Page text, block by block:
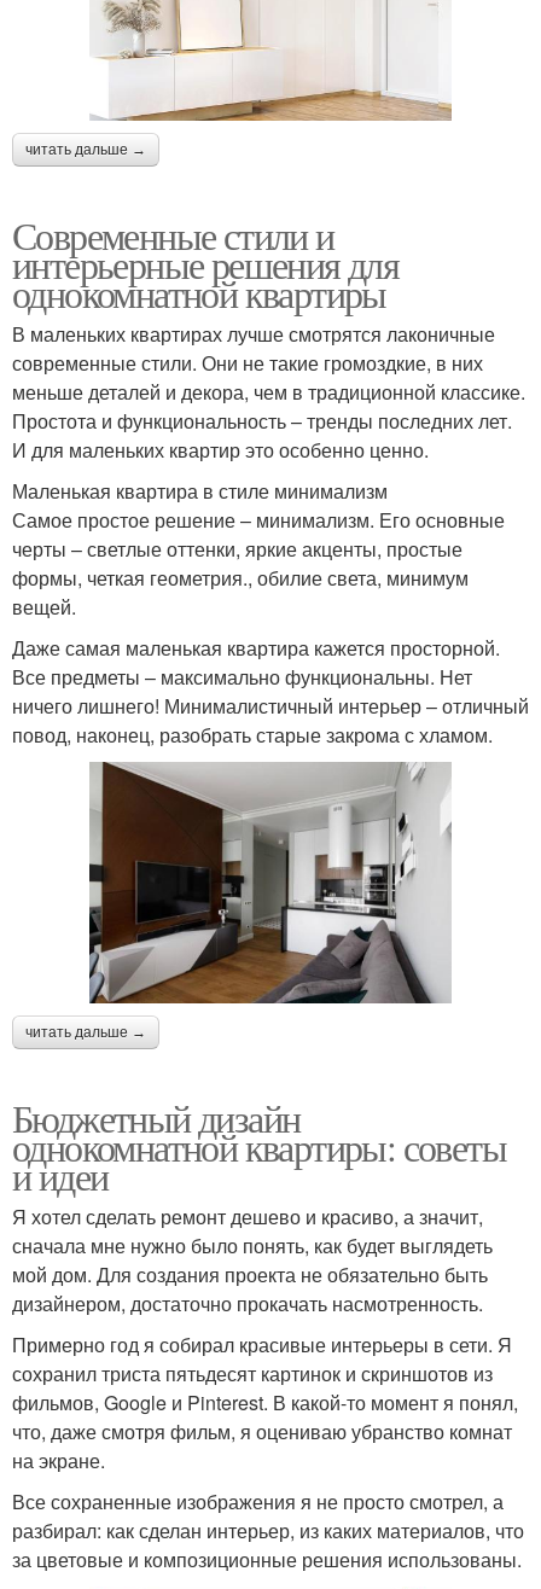
читать дальше →
Современные стили и
интерьерные решения для
однокомнатной квартиры
В маленьких квартирах лучше смотрятся лаконичные
современные стили. Они не такие громоздкие, в них
меньше деталей и декора, чем в традиционной классике.
Простота и функциональность – тренды последних лет.
И для маленьких квартир это особенно ценно.
Маленькая квартира в стиле минимализм
Самое простое решение – минимализм. Его основные
черты – светлые оттенки, яркие акценты, простые
формы, четкая геометрия., обилие света, минимум
вещей.
Даже самая маленькая квартира кажется просторной.
Все предметы – максимально функциональны. Нет
ничего лишнего! Минималистичный интерьер – отличный
повод, наконец, разобрать старые закрома с хламом.
читать дальше →
Бюджетный дизайн
однокомнатной квартиры: советы
и идеи
Я хотел сделать ремонт дешево и красиво, а значит,
сначала мне нужно было понять, как будет выглядеть
мой дом. Для создания проекта не обязательно быть
дизайнером, достаточно прокачать насмотренность.
Примерно год я собирал красивые интерьеры в сети. Я
сохранил триста пятьдесят картинок и скриншотов из
фильмов, Google и Pinterest. В какой-то момент я понял,
что, даже смотря фильм, я оцениваю убранство комнат
на экране.
Все сохраненные изображения я не просто смотрел, а
разбирал: как сделан интерьер, из каких материалов, что
за цветовые и композиционные решения использованы.